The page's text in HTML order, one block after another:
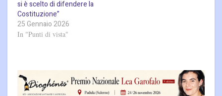
si è scelto di difendere la
Costituzione”
25 Gennaio 2026
In "Punti di vista"